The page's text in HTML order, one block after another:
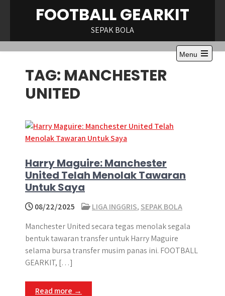
FOOTBALL GEARKIT
SEPAK BOLA
Menu
Open
TAG: MANCHESTER
UNITED
Harry Maguire: Manchester
United Telah Menolak Tawaran
Untuk Saya
08/22/2025 LIGA INGGRIS, SEPAK BOLA
Manchester United secara tegas menolak segala
bentuk tawaran transfer untuk Harry Maguire
selama bursa transfer musim panas ini. FOOTBALL
GEARKIT, […]
Read more →